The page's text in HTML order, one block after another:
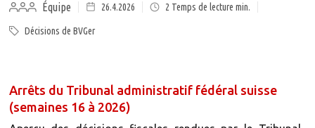
Équipe
26.4.2026 2 Temps de lecture min.
Décisions de BVGer
Arrêts du Tribunal administratif fédéral suisse
(semaines 16 à 2026)